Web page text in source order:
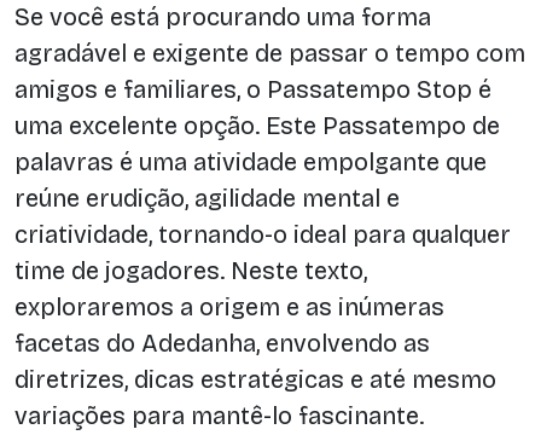
Se você está procurando uma forma
agradável e exigente de passar o tempo com
amigos e familiares, o Passatempo Stop é
uma excelente opção. Este Passatempo de
palavras é uma atividade empolgante que
reúne erudição, agilidade mental e
criatividade, tornando-o ideal para qualquer
time de jogadores. Neste texto,
exploraremos a origem e as inúmeras
facetas do Adedanha, envolvendo as
diretrizes, dicas estratégicas e até mesmo
variações para mantê-lo fascinante.